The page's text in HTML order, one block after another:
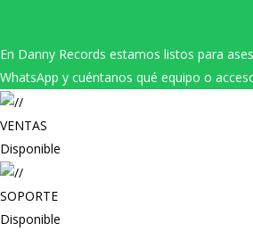
En Danny Records estamos listos para
WhatsApp y cuéntanos qué equipo o
VENTAS
Disponible
SOPORTE
Disponible